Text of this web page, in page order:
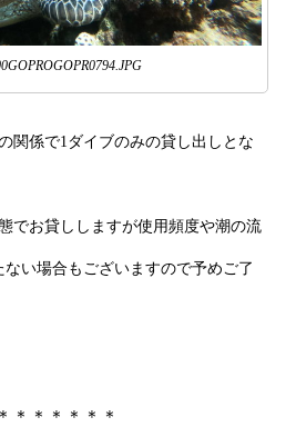
関係で1ダイブのみの貸し出しとな
でお貸ししますが使用頻度や潮の流
い場合もございますので予めご了
＊＊＊＊＊＊